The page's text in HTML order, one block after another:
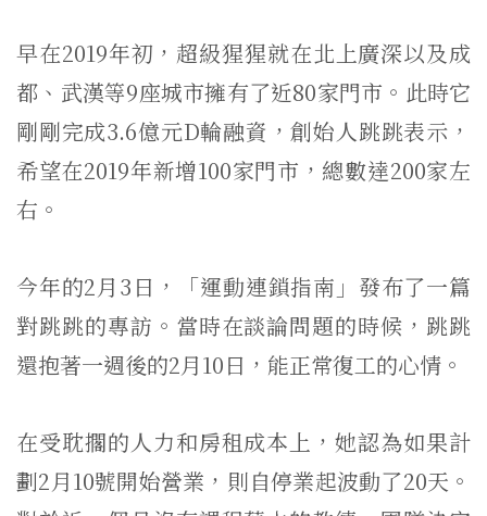
早在2019年初，超級猩猩就在北上廣深以及成
都、武漢等9座城市擁有了近80家門市。此時它
剛剛完成3.6億元D輪融資，創始人跳跳表示，
希望在2019年新增100家門市，總數達200家左
右。
今年的2月3日，「運動連鎖指南」發布了一篇
對跳跳的專訪。當時在談論問題的時候，跳跳
還抱著一週後的2月10日，能正常復工的心情。
在受耽擱的人力和房租成本上，她認為如果計
劃2月10號開始營業，則自停業起波動了20天。